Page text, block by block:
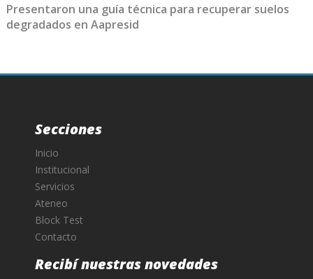
Presentaron una guía técnica para recuperar suelos
degradados en Aapresid
Secciones
Inicio
Institucional
Servicios
Ateneo
Block Test
Contacto
Recibí nuestras novedades